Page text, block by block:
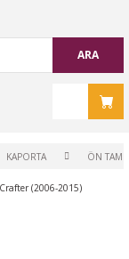
ARA
KAPORTA ÖN